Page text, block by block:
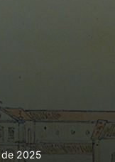
de 2025